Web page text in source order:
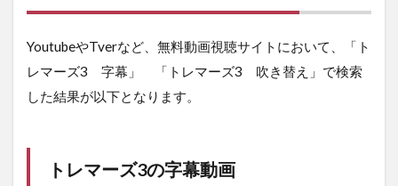
YoutubeやTverなど、無料動画視聴サイトにおいて、「ト
レマーズ3 字幕」 「トレマーズ3 吹き替え」で検索
した結果が以下となります。
トレマーズ3の字幕動画